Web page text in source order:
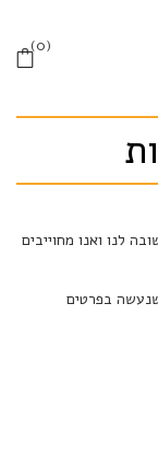
0
לנו ואנו מחוייבים
בפרטים